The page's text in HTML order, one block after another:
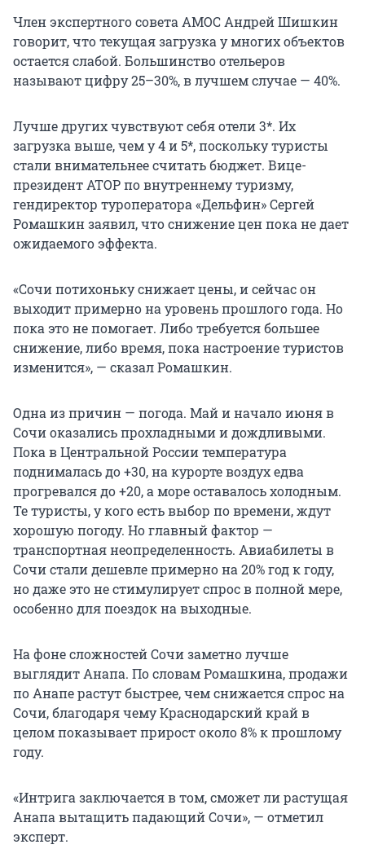
Член экспертного совета АМОС Андрей Шишкин
говорит, что текущая загрузка у многих объектов
остается слабой. Большинство отельеров
называют цифру 25–30%, в лучшем случае — 40%.
Лучше других чувствуют себя отели 3*. Их
загрузка выше, чем у 4 и 5*, поскольку туристы
стали внимательнее считать бюджет. Вице-
президент АТОР по внутреннему туризму,
гендиректор туроператора «Дельфин» Сергей
Ромашкин заявил, что снижение цен пока не дает
ожидаемого эффекта.
«Сочи потихоньку снижает цены, и сейчас он
выходит примерно на уровень прошлого года. Но
пока это не помогает. Либо требуется большее
снижение, либо время, пока настроение туристов
изменится», — сказал Ромашкин.
Одна из причин — погода. Май и начало июня в
Сочи оказались прохладными и дождливыми.
Пока в Центральной России температура
поднималась до +30, на курорте воздух едва
прогревался до +20, а море оставалось холодным.
Те туристы, у кого есть выбор по времени, ждут
хорошую погоду. Но главный фактор —
транспортная неопределенность. Авиабилеты в
Сочи стали дешевле примерно на 20% год к году,
но даже это не стимулирует спрос в полной мере,
особенно для поездок на выходные.
На фоне сложностей Сочи заметно лучше
выглядит Анапа. По словам Ромашкина, продажи
по Анапе растут быстрее, чем снижается спрос на
Сочи, благодаря чему Краснодарский край в
целом показывает прирост около 8% к прошлому
году.
«Интрига заключается в том, сможет ли растущая
Анапа вытащить падающий Сочи», — отметил
эксперт.